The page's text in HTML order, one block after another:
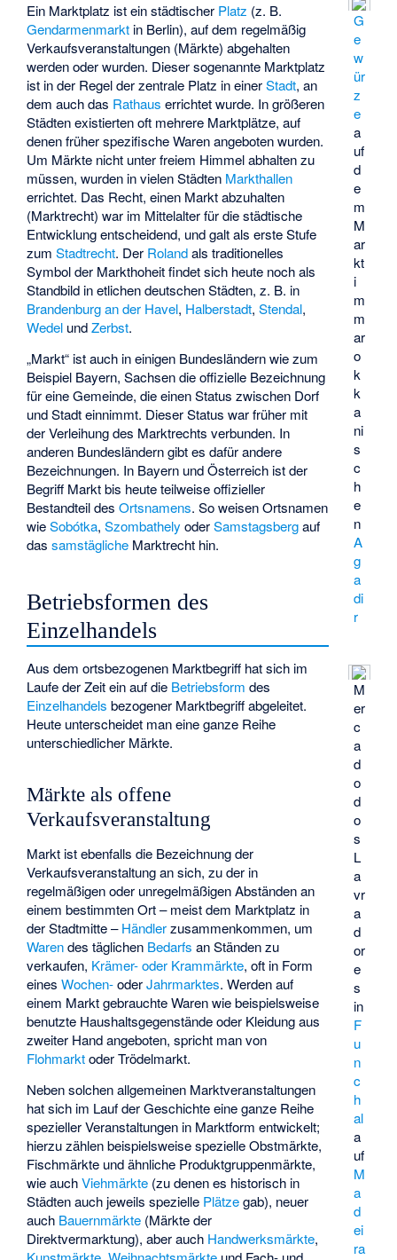
G
e
w
ür
z
e
a
uf
d
e
m
M
ar
kt
i
m
m
ar
o
k
k
a
ni
s
c
h
e
n
A
g
a
di
r
Ein Marktplatz ist ein städtischer Platz (z. B.
Gendarmenmarkt in Berlin), auf dem regelmäßig
Verkaufsveranstaltungen (Märkte) abgehalten
werden oder wurden. Dieser sogenannte Marktplatz
ist in der Regel der zentrale Platz in einerStadt, an
dem auch das Rathaus errichtet wurde. In größeren
Städten existierten oft mehrere Marktplätze, auf
denen früher spezifische Waren angeboten wurden.
Um Märkte nicht unter freiem Himmel abhalten zu
müssen, wurden in vielen Städten Markthallen
errichtet. Das Recht, einen Markt abzuhalten
(Marktrecht) war im Mittelalter für die städtische
Entwicklung entscheidend, und galt als erste Stufe
zumStadtrecht. Der Rolandals traditionelles
Symbol der Markthoheit findet sich heute noch als
Standbild in etlichen deutschen Städten, z. B. in
Brandenburg an der Havel, Halberstadt,Stendal,
Wedel undZerbst.
„Markt“ ist auch in einigen Bundesländern wie zum
Beispiel Bayern, Sachsen die offizielle Bezeichnung
für eine Gemeinde, die einen Status zwischen Dorf
und Stadt einnimmt. Dieser Status war früher mit
der Verleihung des Marktrechts verbunden. In
anderen Bundesländern gibt es dafür andere
Bezeichnungen. In Bayern und Österreich ist der
Begriff Markt bis heute teilweise offizieller
Bestandteil desOrtsnamens. So weisen Ortsnamen
wieSobótka,Szombathely oderSamstagsbergauf
dassamstägliche Marktrecht hin.
Betriebsformen des
Einzelhandels
M
er
c
a
d
o
d
o
s
L
a
vr
a
d
or
e
s
in
F
u
n
c
h
al
a
uf
M
a
d
ei
ra
Aus dem ortsbezogenen Marktbegriff hat sich im
Laufe der Zeit ein auf die Betriebsform des
Einzelhandels bezogener Marktbegriff abgeleitet.
Heute unterscheidet man eine ganze Reihe
unterschiedlicher Märkte.
Märkte als offene
Verkaufsveranstaltung
Markt ist ebenfalls die Bezeichnung der
Verkaufsveranstaltung an sich, zu der in
regelmäßigen oder unregelmäßigen Abständen an
einem bestimmten Ort – meist dem Marktplatz in
der Stadtmitte –Händlerzusammenkommen, um
Warendes täglichen Bedarfs an Ständen zu
verkaufen, Krämer- oder Krammärkte, oft in Form
einesWochen-oderJahrmarktes. Werden auf
einem Markt gebrauchte Waren wie beispielsweise
benutzte Haushaltsgegenstände oder Kleidung aus
zweiter Hand angeboten, spricht man von
Flohmarktoder Trödelmarkt.
Neben solchen allgemeinen Marktveranstaltungen
hat sich im Lauf der Geschichte eine ganze Reihe
spezieller Veranstaltungen in Marktform entwickelt;
hierzu zählen beispielsweise spezielle Obstmärkte,
Fischmärkte und ähnliche Produktgruppenmärkte,
wie auchViehmärkte (zu denen es historisch in
Städten auch jeweils spezielle Plätzegab), neuer
auch Bauernmärkte (Märkte der
Direktvermarktung), aber auch Handwerksmärkte,